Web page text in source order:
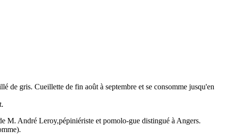
de gris. Cueillette de fin août à septembre et se consomme jusqu'en
M. André Leroy,pépiniériste et pomolo-gue distingué à Angers.